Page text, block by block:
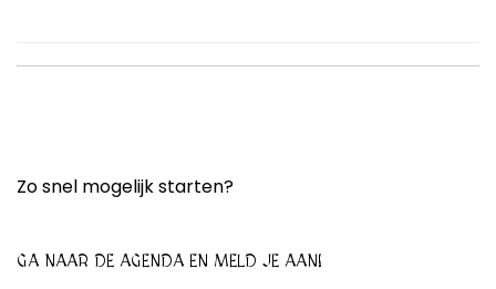
Zo snel mogelijk starten?
GA NAAR DE AGENDA EN MELD JE AAN!